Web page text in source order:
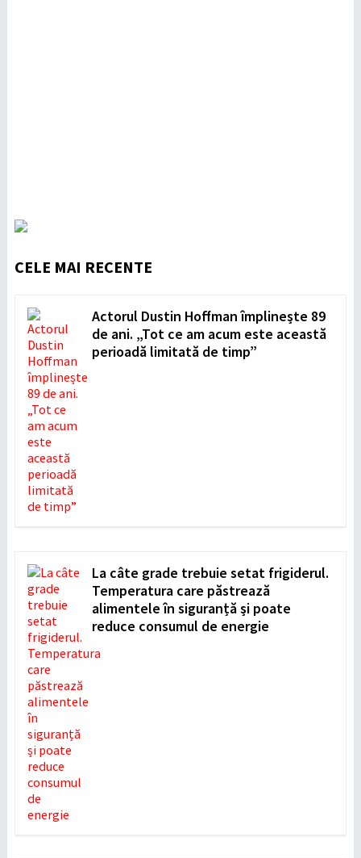
CELE MAI RECENTE
Actorul Dustin Hoffman împlinește 89
de ani. „Tot ce am acum este această
perioadă limitată de timp”
La câte grade trebuie setat frigiderul.
Temperatura care păstrează
alimentele în siguranță și poate
reduce consumul de energie